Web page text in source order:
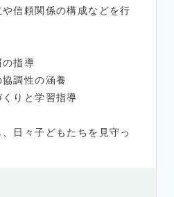
信頼関係の構成などを行
の指導
調性の涵養
りと学習指導
日々子どもたちを見守っ